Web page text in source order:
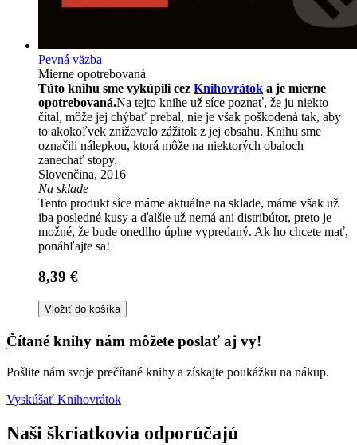
Pevná väzba
Mierne opotrebovaná
Túto knihu sme vykúpili cez Knihovrátok a je mierne
opotrebovaná.Na tejto knihe už síce poznať, že ju niekto
čítal, môže jej chýbať prebal, nie je však poškodená tak, aby
to akokoľvek znižovalo zážitok z jej obsahu. Knihu sme
označili nálepkou, ktorá môže na niektorých obaloch
zanechať stopy.
Slovenčina, 2016
Na sklade
Tento produkt síce máme aktuálne na sklade, máme však už
iba posledné kusy a ďalšie už nemá ani distribútor, preto je
možné, že bude onedlho úplne vypredaný. Ak ho chcete mať,
ponáhľajte sa!
8,39 €
Vložiť do košíka
Čítané knihy nám môžete poslať aj vy!
Pošlite nám svoje prečítané knihy a získajte poukážku na nákup.
Vyskúšať Knihovrátok
Naši škriatkovia odporúčajú